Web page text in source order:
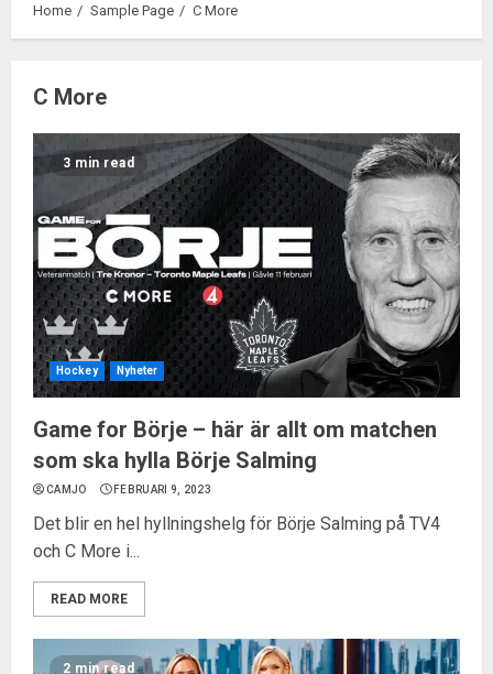
Home Sample Page C More
C More
3 min read
Hockey Nyheter
Game for Börje – här är allt om matchen
som ska hylla Börje Salming
CAMJO FEBRUARI 9, 2023
Det blir en hel hyllningshelg för Börje Salming på TV4
och C More i...
READ MORE
2 min read